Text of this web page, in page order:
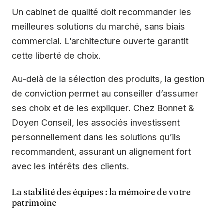
Un cabinet de qualité doit recommander les
meilleures solutions du marché, sans biais
commercial. L’architecture ouverte garantit
cette liberté de choix.
Au-delà de la sélection des produits, la gestion
de conviction permet au conseiller d’assumer
ses choix et de les expliquer. Chez Bonnet &
Doyen Conseil, les associés investissent
personnellement dans les solutions qu’ils
recommandent, assurant un alignement fort
avec les intérêts des clients.
La stabilité des équipes : la mémoire de votre
patrimoine